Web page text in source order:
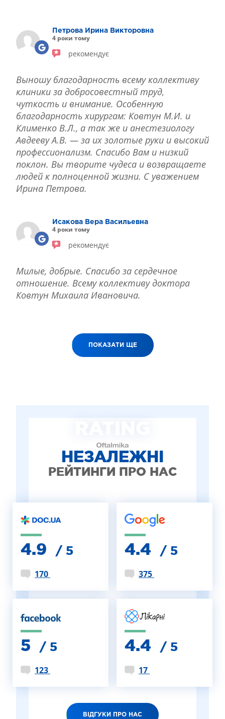
ІНТЕРНЕТ-МАГАЗИН ОПТИКИ
ДИТЯЧА ОФТАЛЬМОЛОГІЯ
ТЕРАПІЯ
Петрова Ирина Викторовна
4 роки тому
рекомендує
Выношу благодарность всему коллективу
клиники за добросовестный труд,
чуткость и внимание. Особенную
благодарность хирургам: Ковтун М.И. и
Клименко В.Л., а так же и анестезиологу
Авдееву А.В. — за их золотые руки и высокий
профессионализм. Спасибо Вам и низкий
поклон. Вы творите чудеса и возвращаете
людей к полноценной жизни. С уважением
Ирина Петрова.
Исакова Вера Васильевна
4 роки тому
рекомендує
Милые, добрые. Спасибо за сердечное
отношение. Всему коллективу доктора
Ковтун Михаила Ивановича.
ПОКАЗАТИ ЩЕ
НЕЗАЛЕЖНІ
РЕЙТИНГИ ПРО НАС
4.9 / 5
170
4.4 / 5
375
5 / 5
123
4.4 / 5
17
ВІДГУКИ ПРО НАС